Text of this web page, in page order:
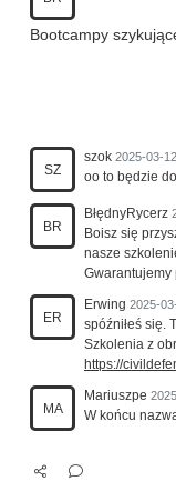
Bootcampy
SZ
szok 2025-03-
oo to będzie
BR
BłędnyRycerz
Boisz się
nasze
Gwarantujemy
ER
Erwing 2025-
spóźniłeś się.
Szkolenia z
https://
MA
Mariuszpe
W końcu